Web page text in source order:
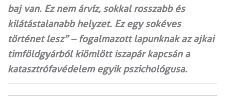
baj van. Ez nem árvíz, sokkal rosszabb és
kilátástalanabb helyzet. Ez egy sokéves
történet lesz” – fogalmazott lapunknak az ajkai
timföldgyárból kiömlött iszapár kapcsán a
katasztrófavédelem egyik pszichológusa.